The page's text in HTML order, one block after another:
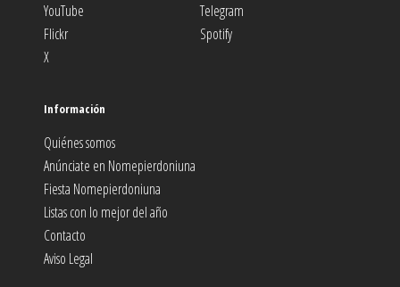
YouTube
Telegram
Flickr
Spotify
X
Información
Quiénes somos
Anúnciate en Nomepierdoniuna
Fiesta Nomepierdoniuna
Listas con lo mejor del año
Contacto
Aviso Legal